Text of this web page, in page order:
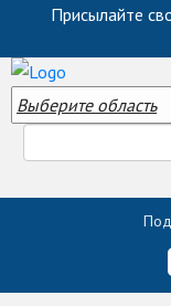
Присылайте